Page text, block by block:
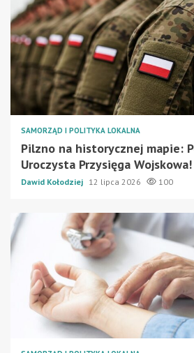
SAMORZĄD I POLITYKA LOKALNA
Pilzno na historycznej mapie:
Uroczysta Przysięga Wojskowa!
Dawid Kołodziej 12 lipca 2026 100